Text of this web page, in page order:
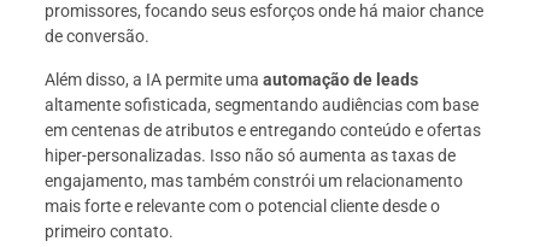
promissores, focando seus esforços onde há maior chance
de conversão.
Além disso, a IA permite uma automação de leads
altamente sofisticada, segmentando audiências com base
em centenas de atributos e entregando conteúdo e ofertas
hiper-personalizadas. Isso não só aumenta as taxas de
engajamento, mas também constrói um relacionamento
mais forte e relevante com o potencial cliente desde o
primeiro contato.